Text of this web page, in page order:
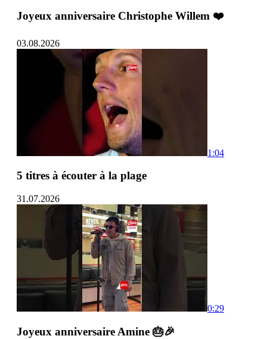
Joyeux anniversaire Christophe Willem ❤️
03.08.2026
1:04
5 titres à écouter à la plage
31.07.2026
0:29
Joyeux anniversaire Amine 🎂🎉